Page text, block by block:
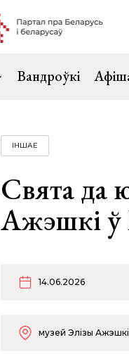
Вандроўкі
ІНШАЕ
Свята да
Ажэшкі ў
14.06.2026
музей Элізы Ажэшкі